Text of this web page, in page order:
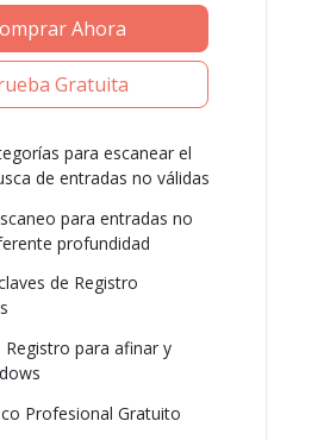
Ahora
Gratuita
para escanear el
de entradas no válidas
para entradas no
profundidad
de Registro
para afinar y
Profesional Gratuito